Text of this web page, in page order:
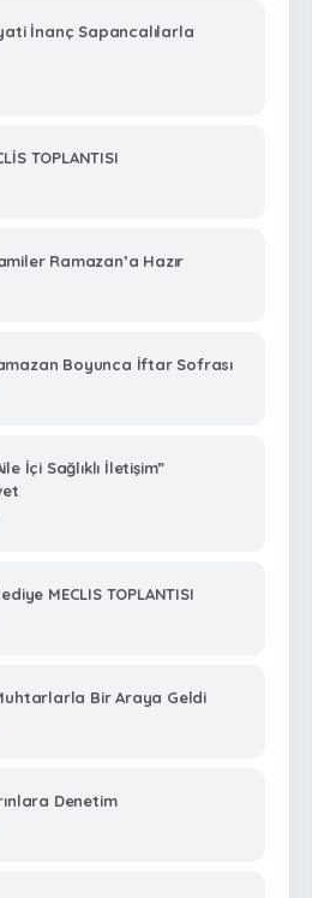
İnanç Sapancalılarla
TOPLANTISI
Ramazan’a Hazır
Boyunca İftar Sofrası
İçi Sağlıklı İletişim”
MECLIS TOPLANTISI
Bir Araya Geldi
Denetim